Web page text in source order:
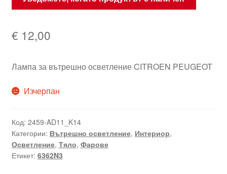
€ 12,00
Лампа за вътрешно осветление CITROEN PEUGEOT
Изчерпан
Код: 2459-AD11_K14
Категории: Вътрешно осветление, Интериор,
Осветление, Тяло, Фарове
Етикет: 6362N3